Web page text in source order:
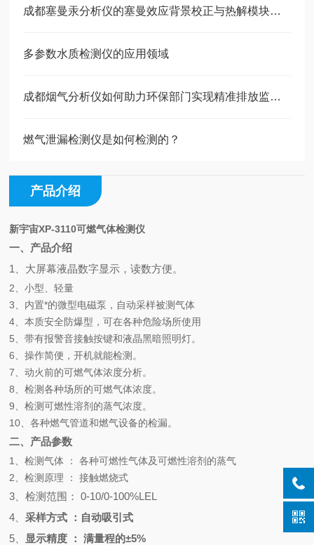
成都塞曼汞分析仪的塞曼效应背景校正与热解模块操作
多参数水质检测仪的应用领域
成都烟气分析仪如何助力环保部门实现精准排放监管？
燃气泄漏检测仪是如何检测的？
产品介绍
新宇宙XP-3110可燃气体检测仪
一、产品介绍
1、大屏幕液晶数字显示，读数方便。
2、小型、轻量
3、内置*的微型电磁泵，自动采样被测气体
4、本质安全防爆型，可在各种危险场所使用
5、带有报警音接触按键和液晶黑暗照明灯。
6、操作简便，开机就能检测。
7、动火前的可燃气体浓度分析。
8、检测各种场所的可燃气体浓度。
9、检测可燃性溶剂的蒸气浓度。
10、各种燃气管道和燃气设备的检漏。
二、产品参数
1、检测气体 ： 各种可燃性气体及可燃性溶剂的蒸气
2、检测原理 ： 接触燃烧式
3、检测范围： 0-10/0-100%LEL
4、采样方式 ：自动吸引式
5、 显示精度 ： 满量程的±5%